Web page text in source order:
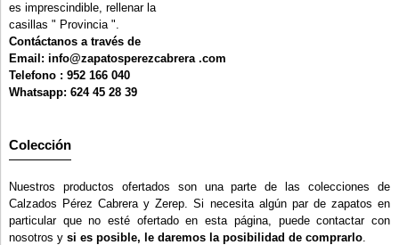
es imprescindible, rellenar la
casillas " Provincia ".
Contáctanos a través de
Email: info@zapatosperezcabrera .com
Telefono : 952 166 040
Whatsapp: 624 45 28 39
Colección
Nuestros productos ofertados son una parte de las colecciones de
Calzados Pérez Cabrera y Zerep. Si necesita algún par de zapatos en
particular que no esté ofertado en esta página, puede contactar con
nosotros y si es posible, le daremos la posibilidad de comprarlo.